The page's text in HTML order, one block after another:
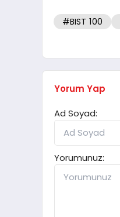
#BIST 100
Yorum Yap
Ad Soyad:
Yorumunuz: